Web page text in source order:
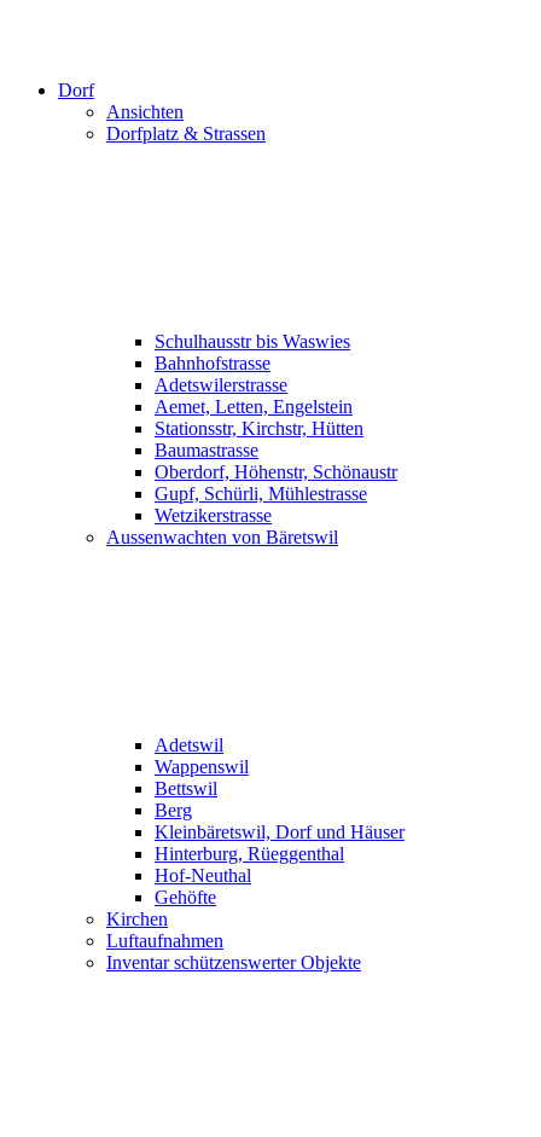
Dorf
Ansichten
Dorfplatz & Strassen
Schulhausstr bis Waswies
Bahnhofstrasse
Adetswilerstrasse
Aemet, Letten, Engelstein
Stationsstr, Kirchstr, Hütten
Baumastrasse
Oberdorf, Höhenstr, Schönaustr
Gupf, Schürli, Mühlestrasse
Wetzikerstrasse
Aussenwachten von Bäretswil
Adetswil
Wappenswil
Bettswil
Berg
Kleinbäretswil, Dorf und Häuser
Hinterburg, Rüeggenthal
Hof-Neuthal
Gehöfte
Kirchen
Luftaufnahmen
Inventar schützenswerter Objekte